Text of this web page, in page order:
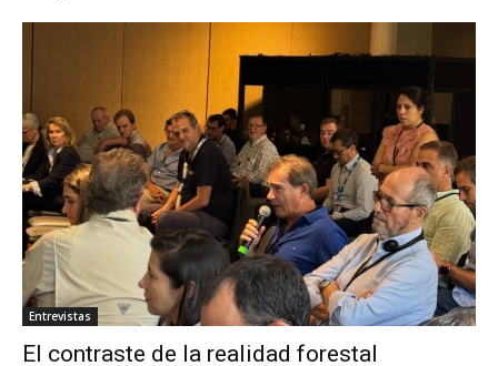
Entrevistas
El contraste de la realidad forestal